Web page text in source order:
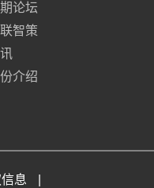
论坛
智策
介绍
息